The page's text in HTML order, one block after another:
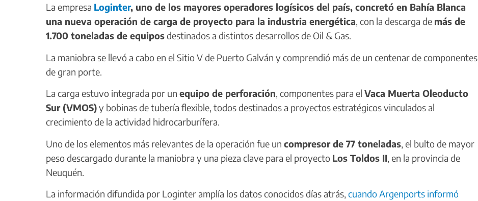
La empresa Loginter, uno de los mayores operadores logísicos del país, concretó en Bahía Blanca
una nueva operación de carga de proyecto para la industria energética, con la descarga de más de
1.700 toneladas de equiposdestinados a distintos desarrollos de Oil & Gas.
La maniobra se llevó a cabo en el Sitio V de Puerto Galván y comprendió más de un centenar de componentes
de gran porte.
La carga estuvo integrada por un equipo de perforación, componentes para el Vaca Muerta Oleoducto
Sur (VMOS)y bobinas de tubería flexible, todos destinados a proyectos estratégicos vinculados al
crecimiento de la actividad hidrocarburífera.
Uno de los elementos más relevantes de la operación fue un compresor de 77 toneladas , el bulto de mayor
peso descargado durante la maniobra y una pieza clave para el proyecto Los Toldos II , en la provincia de
Neuquén.
La información difundida por Loginter amplía los datos conocidos días atrás, cuando Argenports informó